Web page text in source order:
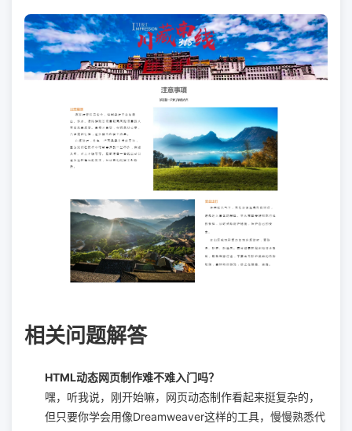
相关问题解答
HTML动态网页制作难不难入门吗？
嘿，听我说，刚开始嘛，网页动态制作看起来挺复杂的，
但只要你学会用像Dreamweaver这样的工具，慢慢熟悉代